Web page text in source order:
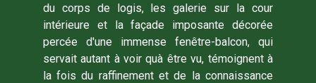
du corps de logis, les galerie sur la cour
intérieure et la façade imposante décorée
percée d'une immense fenêtre-balcon, qui
servait autant à voir quà être vu, témoignent à
la fois du raffinement et de la connaissance